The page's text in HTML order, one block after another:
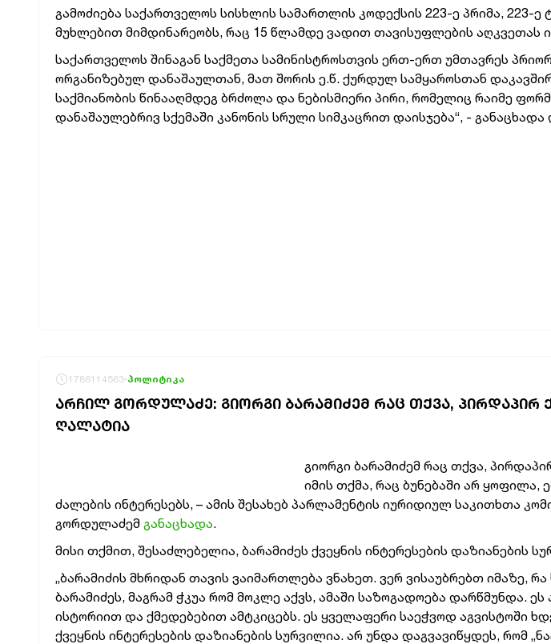
გამოძიება საქართველოს სისხლის სამართლის კოდექსის 223-ე პრიმა, 223-ე
მუხლებით მიმდინარეობს, რაც 15 წლამდე ვადით თავისუფლების აღკვეთას
საქართველოს შინაგან საქმეთა სამინისტროსთვის ერთ-ერთ უმთავრეს
ორგანიზებულ დანაშაულთან, მათ შორის ე.წ. ქურდულ სამყაროსთან
საქმიანობის წინააღმდეგ ბრძოლა და ნებისმიერი პირი, რომელიც რაიმე
დანაშაულებრივ სქემაში კანონის სრული სიმკაცრით დაისჯება“, - განაცხადა
1786114563 პოლიტიკა
ᲐᲠᲩᲘᲚ ᲒᲝᲠᲓᲣᲚᲐᲫᲔ: ᲒᲘᲝᲠᲒᲘ ᲑᲐᲠᲐᲛᲘᲫᲔᲛ ᲠᲐᲪ ᲗᲥᲕᲐ, ᲞᲘᲠᲓᲐᲞᲘᲠ
ᲦᲐᲚᲐᲢᲘᲐ
გიორგი ბარამიძემ რაც თქვა,
იმის თქმა, რაც ბუნებაში არ ყოფილა,
ძალების ინტერესებს, – ამის შესახებ პარლამენტის იურიდიულ საკითხთა
გორდულაძემ განაცხადა.
მისი თქმით, შესაძლებელია, ბარამიძეს ქვეყნის ინტერესების დაზიანების
„ბარამიძის მხრიდან თავის ვაიმართლება ვნახეთ. ვერ ვისაუბრებთ იმაზე, რა
ბარამიძეს, მაგრამ ჭკუა რომ მოკლე აქვს, ამაში საზოგადოება დარწმუნდა.
ისტორიით და ქმედებებით ამტკიცებს. ეს ყველაფერი საეჭვოდ აგვისტოში
ქვეყნის ინტერესების დაზიანების სურვილია. არ უნდა დაგვავიწყდეს, რომ